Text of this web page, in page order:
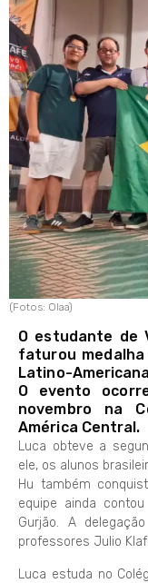
(Fotos: Olaa)
O estudante de
faturou medalha
Latino-
O evento
novembro na
América Central.
Luca obteve a
ele, os alunos
Hu também
equipe ainda
Gurjão. A
professores Julio
Luca estuda no